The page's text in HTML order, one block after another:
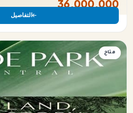
36,000,000
التفاصيل
فيلا
متاح